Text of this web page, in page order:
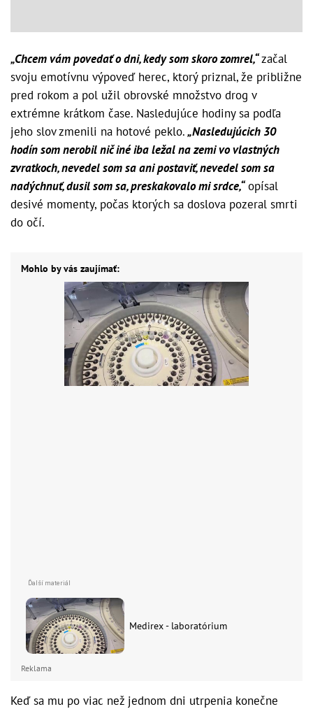
„Chcem vám povedať o dni, kedy som skoro zomrel,“začal
svoju emotívnu výpoveď herec, ktorý priznal, že približne
pred rokom a pol užil obrovské množstvo drog v
extrémne krátkom čase. Nasledujúce hodiny sa podľa
jeho slov zmenili na hotové peklo.„Nasledujúcich 30
hodín som nerobil nič iné iba ležal na zemi vo vlastných
zvratkoch, nevedel som sa ani postaviť, nevedel som sa
nadýchnuť, dusil som sa, preskakovalo mi srdce,“opísal
desivé momenty, počas ktorých sa doslova pozeral smrti
do očí.
Mohlo by vás zaujímať:
Medirex - laboratórium
Reklama
Keď sa mu po viac než jednom dni utrpenia konečne